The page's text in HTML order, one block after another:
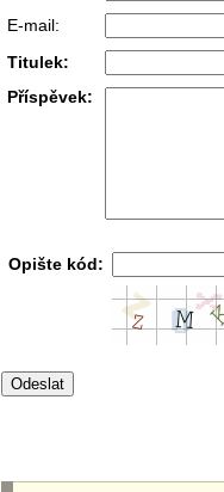
E-mail:
Titulek:
Příspěvek:
Opište kód: